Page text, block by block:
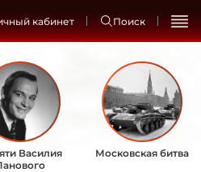
кабинет Поиск
Василия
Московская битва